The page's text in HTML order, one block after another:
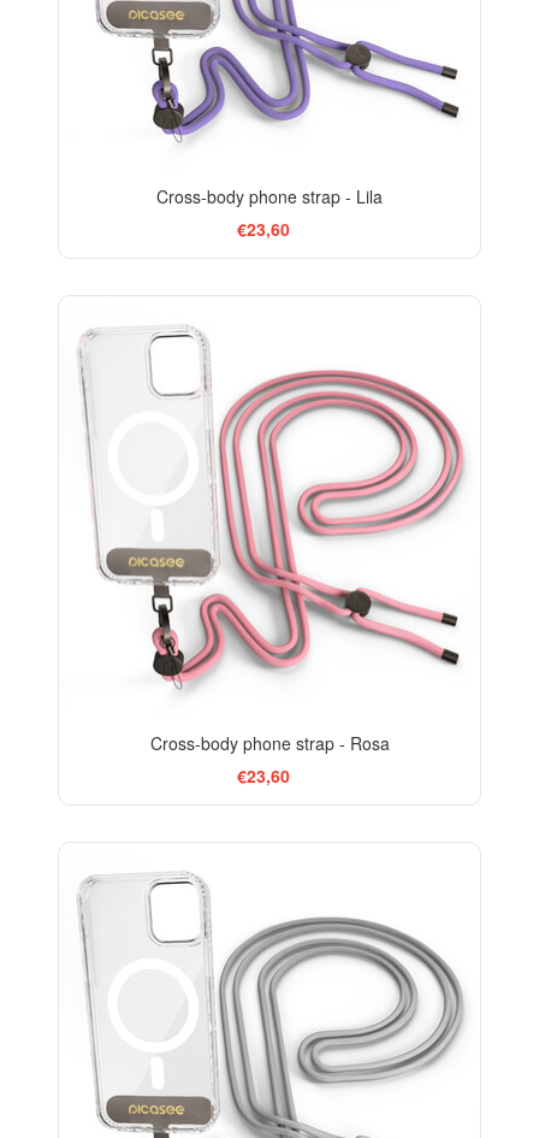
Cross-body phone strap - Lila
€23,60
Cross-body phone strap - Rosa
€23,60